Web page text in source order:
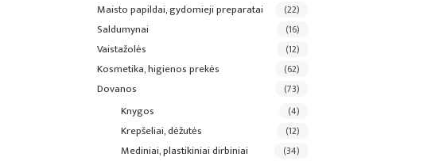
maisto papildai, gydomieji preparatai (22)
saldumynai (16)
vaistažolės (12)
kosmetika, higienos prekės (62)
dovanos (73)
knygos (4)
krepšeliai, dėžutės (12)
mediniai, plastikiniai dirbiniai (34)